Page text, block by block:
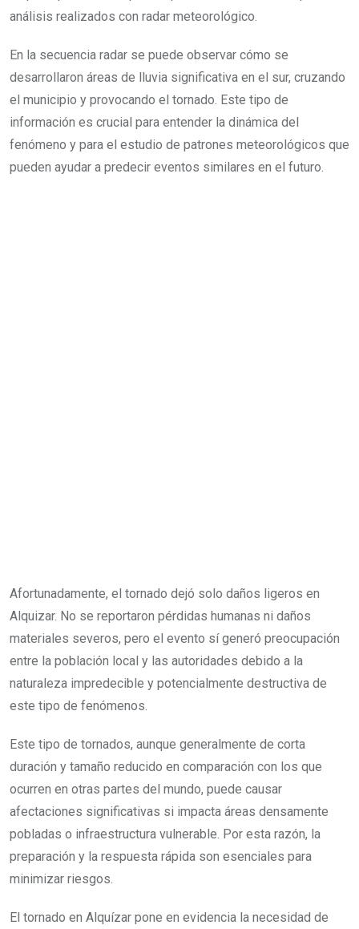
análisis realizados con radar meteorológico.
En la secuencia radar se puede observar cómo se
desarrollaron áreas de lluvia significativa en el sur, cruzando
el municipio y provocando el tornado. Este tipo de
información es crucial para entender la dinámica del
fenómeno y para el estudio de patrones meteorológicos que
pueden ayudar a predecir eventos similares en el futuro.
Afortunadamente, el tornado dejó solo daños ligeros en
Alquizar. No se reportaron pérdidas humanas ni daños
materiales severos, pero el evento sí generó preocupación
entre la población local y las autoridades debido a la
naturaleza impredecible y potencialmente destructiva de
este tipo de fenómenos.
Este tipo de tornados, aunque generalmente de corta
duración y tamaño reducido en comparación con los que
ocurren en otras partes del mundo, puede causar
afectaciones significativas si impacta áreas densamente
pobladas o infraestructura vulnerable. Por esta razón, la
preparación y la respuesta rápida son esenciales para
minimizar riesgos.
El tornado en Alquízar pone en evidencia la necesidad de